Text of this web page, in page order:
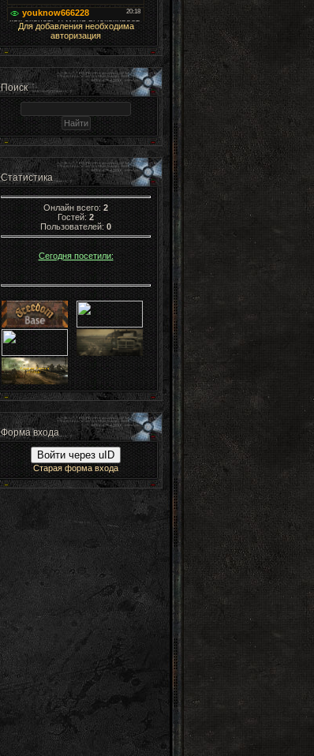
Для добавления необходима
авторизация
Поиск
Статистика
Онлайн всего: 2
Гостей: 2
Пользователей: 0
Сегодня посетили:
Форма входа
Войти через uID
Старая форма входа